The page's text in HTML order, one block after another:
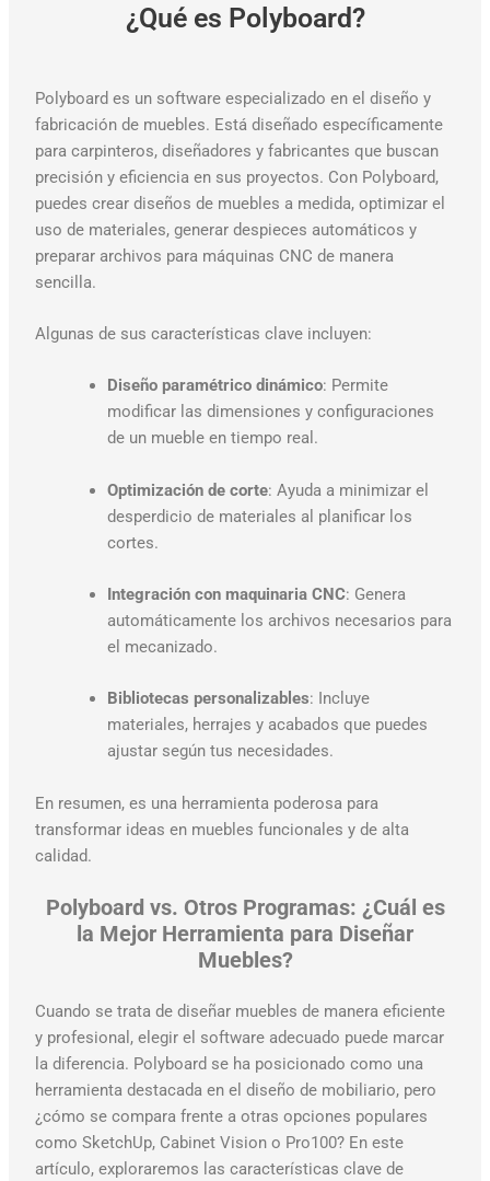
¿Qué es Polyboard?
Polyboard es un software especializado en el diseño y
fabricación de muebles. Está diseñado específicamente
para carpinteros, diseñadores y fabricantes que buscan
precisión y eficiencia en sus proyectos. Con Polyboard,
puedes crear diseños de muebles a medida, optimizar el
uso de materiales, generar despieces automáticos y
preparar archivos para máquinas CNC de manera
sencilla.
Algunas de sus características clave incluyen:
Diseño paramétrico dinámico: Permite
modificar las dimensiones y configuraciones
de un mueble en tiempo real.
Optimización de corte: Ayuda a minimizar el
desperdicio de materiales al planificar los
cortes.
Integración con maquinaria CNC: Genera
automáticamente los archivos necesarios para
el mecanizado.
Bibliotecas personalizables: Incluye
materiales, herrajes y acabados que puedes
ajustar según tus necesidades.
En resumen, es una herramienta poderosa para
transformar ideas en muebles funcionales y de alta
calidad.
Polyboard vs. Otros Programas: ¿Cuál es
la Mejor Herramienta para Diseñar
Muebles?
Cuando se trata de diseñar muebles de manera eficiente
y profesional, elegir el software adecuado puede marcar
la diferencia. Polyboard se ha posicionado como una
herramienta destacada en el diseño de mobiliario, pero
¿cómo se compara frente a otras opciones populares
como SketchUp, Cabinet Vision o Pro100? En este
artículo, exploraremos las características clave de